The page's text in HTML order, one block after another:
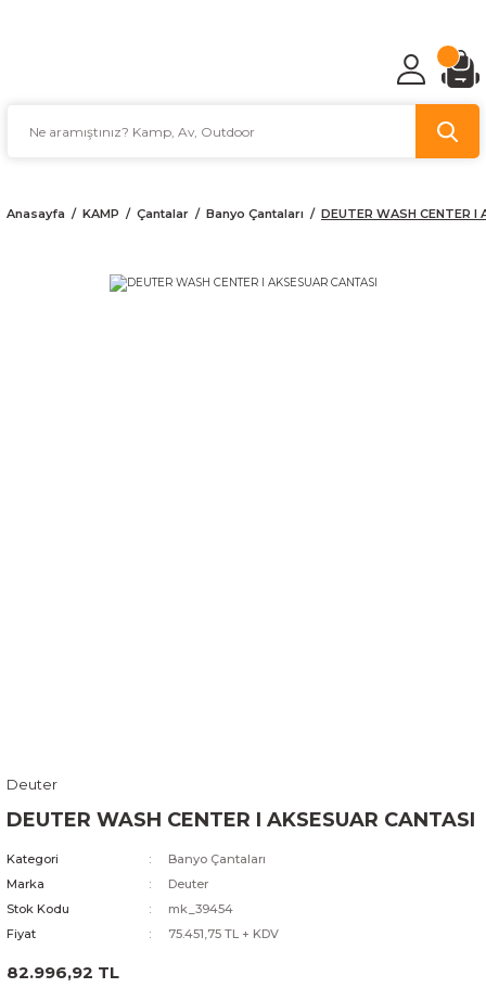
Anasayfa KAMP Çantalar Banyo Çantaları DEUTER WASH CENTER I
Deuter
DEUTER WASH CENTER I AKSESUAR CANTASI
Kategori
Banyo Çantaları
Marka
Deuter
Stok Kodu
mk_39454
Fiyat
75.451,75 TL + KDV
82.996,92 TL